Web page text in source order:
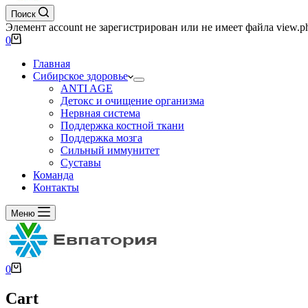
Поиск
Элемент account не зарегистрирован или не имеет файла
0
Главная
Сибирское здоровье
ANTI AGE
Детокс и очищение организма
Нервная система
Поддержка костной ткани
Поддержка мозга
Сильный иммунитет
Суставы
Команда
Контакты
Меню
0
Cart